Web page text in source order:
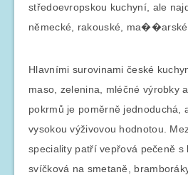
středoevropskou kuchyní, ale
německé, rakouské, ma��arské
Hlavními surovinami české
maso, zelenina, mléčné výrobky
pokrmů je poměrně jednoduchá,
vysokou výživovou hodnotou.
speciality patří vepřová pečeně s
svíčková na smetaně,